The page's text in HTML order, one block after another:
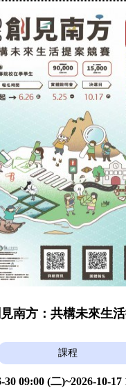
南方：共構未來生
課程
30 09:00 (二)~2026-10-17